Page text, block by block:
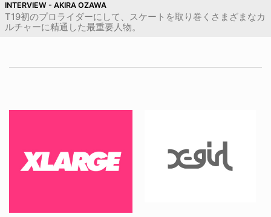
INTERVIEW - AKIRA OZAWA
T19初のプロライダーにして、スケートを取り巻くさまざまなカ
ルチャーに精通した最重要人物。